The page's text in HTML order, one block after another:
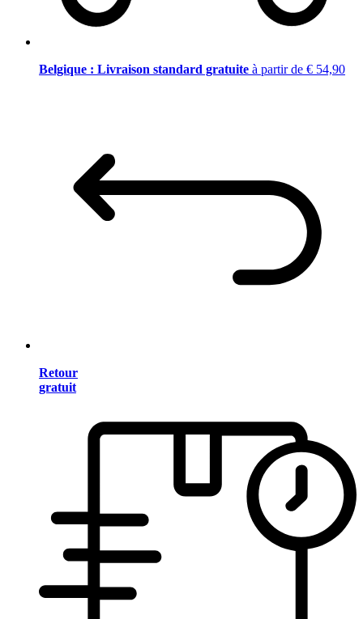
Belgique : Livraison standard gratuite à partir de € 54,90
Retour
gratuit